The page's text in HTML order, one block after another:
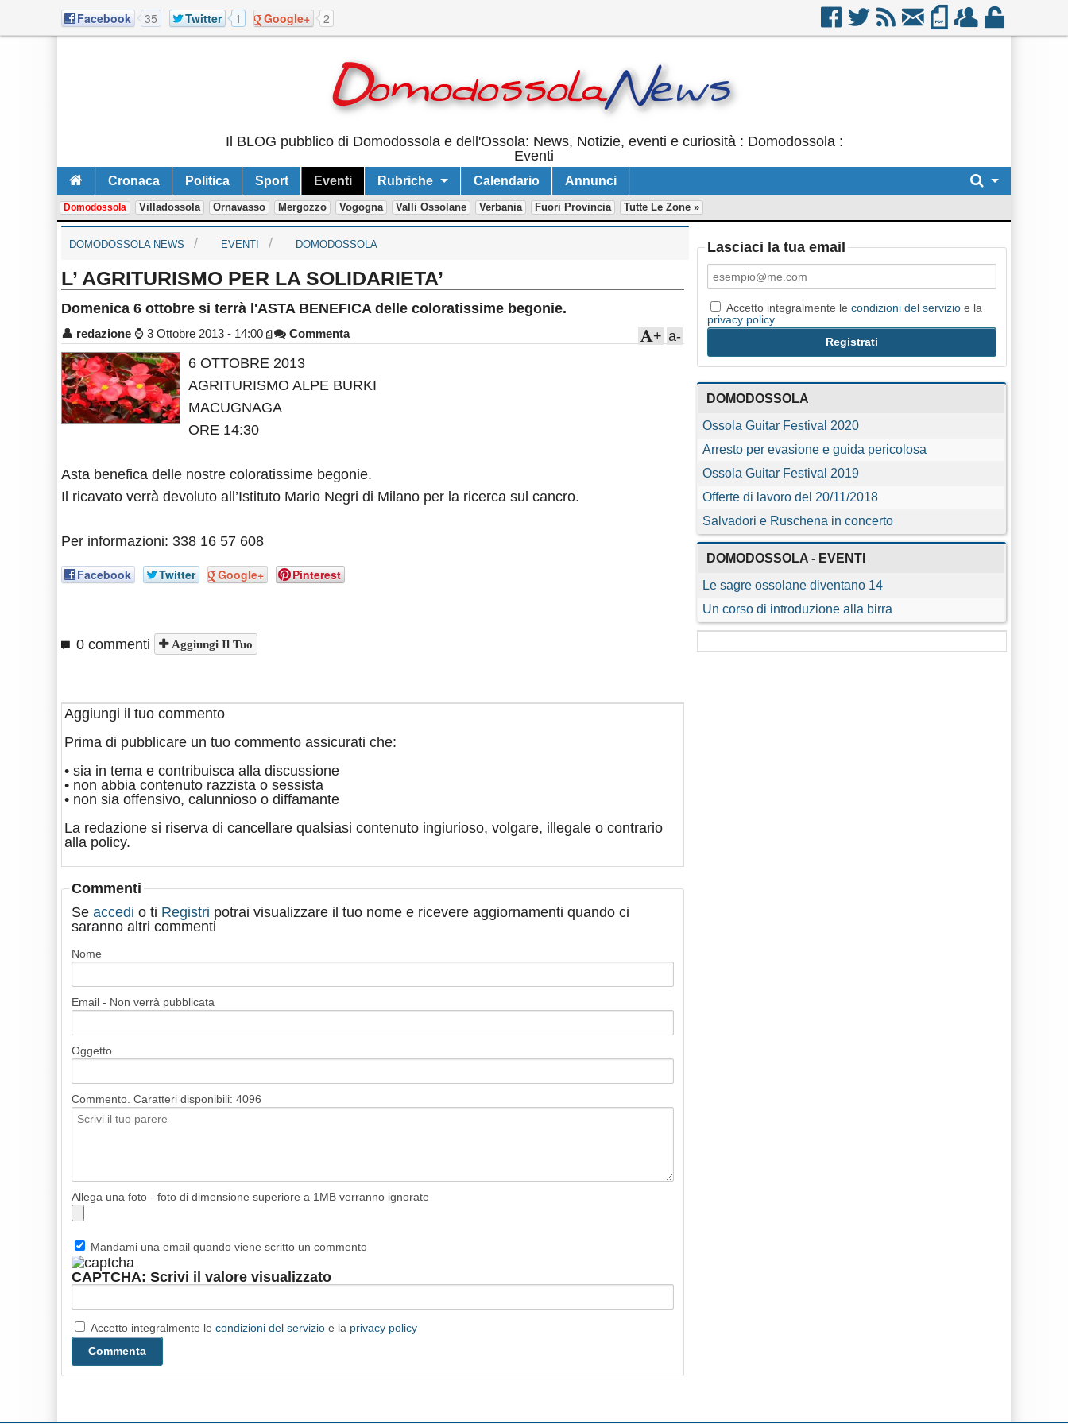
Facebook 35 Twitter 1 Google+ 2
Il BLOG pubblico di Domodossola e dell'Ossola: News, Notizie, eventi e curiosità : Domodossola :
Eventi
Cronaca Politica Sport Eventi Rubriche Calendario Annunci
Domodossola Villadossola Ornavasso Mergozzo Vogogna Valli Ossolane Verbania Fuori Provincia Tutte Le Zone »
DOMODOSSOLA NEWS EVENTI DOMODOSSOLA
L’ AGRITURISMO PER LA SOLIDARIETA’
Domenica 6 ottobre si terrà l'ASTA BENEFICA delle coloratissime begonie.
👤 redazione ⌚ 3 Ottobre 2013 - 14:00 Commenta a-
+
6 OTTOBRE 2013
AGRITURISMO ALPE BURKI
MACUGNAGA
ORE 14:30
Asta benefica delle nostre coloratissime begonie.
Il ricavato verrà devoluto all’Istituto Mario Negri di Milano per la ricerca sul cancro.
Per informazioni: 338 16 57 608
Facebook Twitter Google+ Pinterest
0 commenti Aggiungi Il Tuo
Aggiungi il tuo commento
Prima di pubblicare un tuo commento assicurati che:
• sia in tema e contribuisca alla discussione
• non abbia contenuto razzista o sessista
• non sia offensivo, calunnioso o diffamante
La redazione si riserva di cancellare qualsiasi contenuto ingiurioso, volgare, illegale o contrario
alla policy.
Commenti
Se accedi o ti Registri potrai visualizzare il tuo nome e ricevere aggiornamenti quando ci
saranno altri commenti
Nome
Email - Non verrà pubblicata
Oggetto
Commento. Caratteri disponibili: 4096
Allega una foto - foto di dimensione superiore a 1MB verranno ignorate
Mandami una email quando viene scritto un commento
CAPTCHA: Scrivi il valore visualizzato
Accetto integralmente le condizioni del servizio e la privacy policy
Lasciaci la tua email
Accetto integralmente lecondizioni del servizio e la
privacy policy
DOMODOSSOLA
Ossola Guitar Festival 2020
Arresto per evasione e guida pericolosa
Ossola Guitar Festival 2019
Offerte di lavoro del 20/11/2018
Salvadori e Ruschena in concerto
DOMODOSSOLA - EVENTI
Le sagre ossolane diventano 14
Un corso di introduzione alla birra